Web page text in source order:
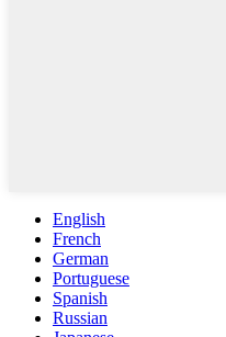
English
French
German
Portuguese
Spanish
Russian